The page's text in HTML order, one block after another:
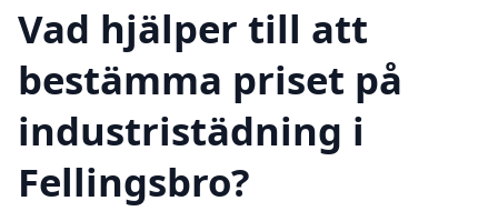
Vad hjälper till att
bestämma priset på
industristädning i
Fellingsbro?